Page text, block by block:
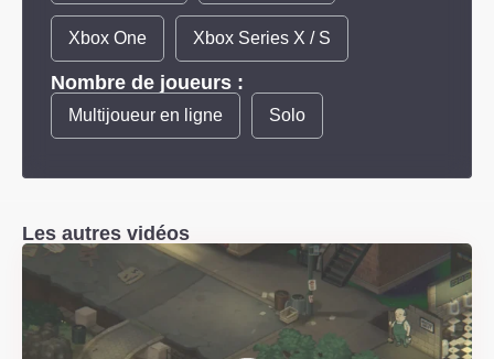
Xbox One Xbox Series X / S
Nombre de joueurs :
Multijoueur en ligne Solo
Les autres vidéos